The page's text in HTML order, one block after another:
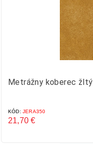
Metrážny koberec žltý
KÓD: JERA350
21,70 €